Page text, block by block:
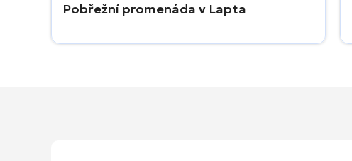
Pobřežní promenáda v Lapta